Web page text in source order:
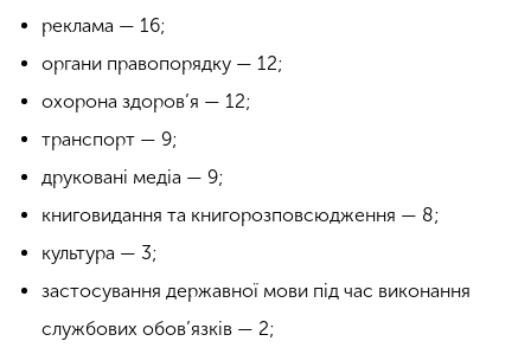
реклама — 16;
органи правопорядку — 12;
охорона здоров’я — 12;
транспорт — 9;
друковані медіа — 9;
книговидання та книгорозповсюдження — 8;
культура — 3;
застосування державної мови під час виконання
службових обов’язків — 2;